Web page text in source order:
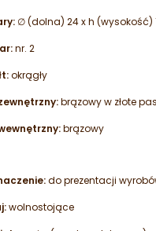
∅ (dolna) 24 x h (wysokość)
nr. 2
okrągły
brązowy w złote
brązowy
do prezentacji
wolnostojące